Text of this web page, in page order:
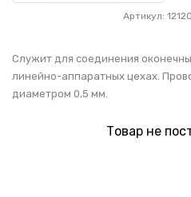
Артикул:
Служит для соединения
линейно-аппаратных цехах.
диаметром 0,5 мм.
Товар не